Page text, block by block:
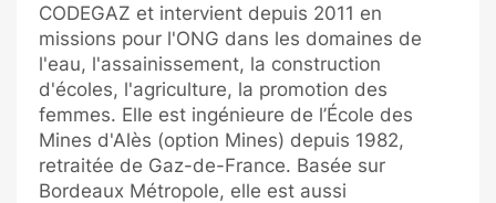
CODEGAZ et intervient depuis 2011 en
missions pour l'ONG dans les domaines de
l'eau, l'assainissement, la construction
d'écoles, l'agriculture, la promotion des
femmes. Elle est ingénieure de l’École des
Mines d'Alès (option Mines) depuis 1982,
retraitée de Gaz-de-France. Basée sur
Bordeaux Métropole, elle est aussi